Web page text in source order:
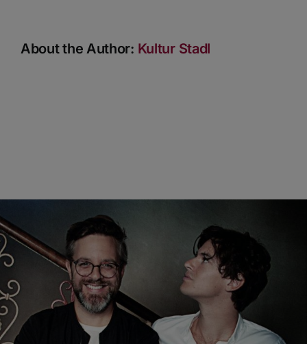
About the Author: Kultur Stadl